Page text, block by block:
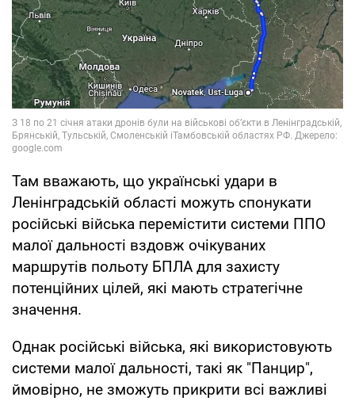
Там вважають, що українські удари в
Ленінградській області можуть спонукати
російські війська перемістити системи ППО
малої дальності вздовж очікуваних
маршрутів польоту БПЛА для захисту
потенційних цілей, які мають стратегічне
значення.
Однак російські війська, які використовують
системи малої дальності, такі як "Панцир",
ймовірно, не зможуть прикрити всі важливі